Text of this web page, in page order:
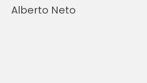
Alberto Neto